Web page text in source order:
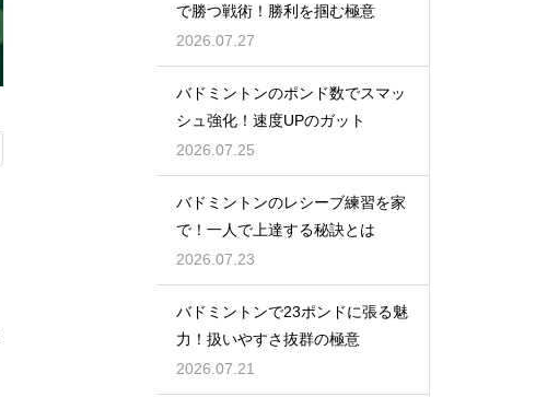
で勝つ戦術！勝利を掴む極意
2026.07.27
バドミントンのポンド数でスマッ
シュ強化！速度UPのガット
2026.07.25
バドミントンのレシーブ練習を家
で！一人で上達する秘訣とは
2026.07.23
バドミントンで23ポンドに張る魅
力！扱いやすさ抜群の極意
2026.07.21